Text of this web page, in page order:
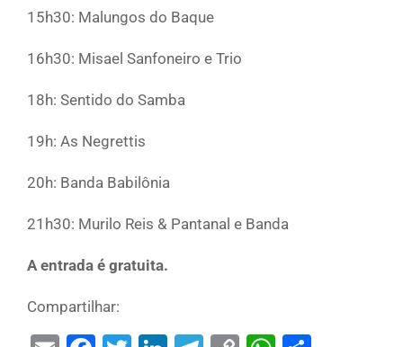
15h30: Malungos do Baque
16h30: Misael Sanfoneiro e Trio
18h: Sentido do Samba
19h: As Negrettis
20h: Banda Babilônia
21h30: Murilo Reis & Pantanal e Banda
A entrada é gratuita.
Compartilhar: